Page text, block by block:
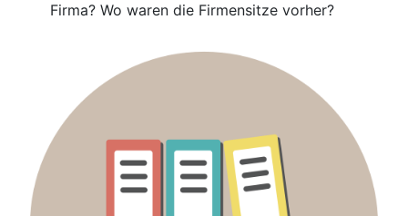
Firma? Wo waren die Firmensitze vorher?